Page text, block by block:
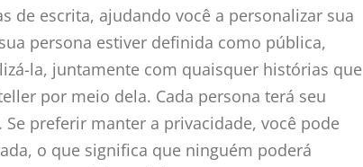
de escrita, ajudando você a personalizar sua
persona estiver definida como pública,
la, juntamente com quaisquer histórias que
por meio dela. Cada persona terá seu
preferir manter a privacidade, você pode
o que significa que ninguém poderá